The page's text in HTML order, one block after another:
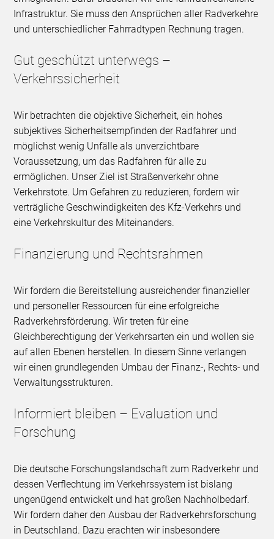
Infrastruktur. Sie muss den Ansprüchen aller Radverkehre
und unterschiedlicher Fahrradtypen Rechnung tragen.
Gut geschützt unterwegs –
Verkehrssicherheit
Wir betrachten die objektive Sicherheit, ein hohes
subjektives Sicherheitsempfinden der Radfahrer und
möglichst wenig Unfälle als unverzichtbare
Voraussetzung, um das Radfahren für alle zu
ermöglichen. Unser Ziel ist Straßenverkehr ohne
Verkehrstote. Um Gefahren zu reduzieren, fordern wir
verträgliche Geschwindigkeiten des Kfz-Verkehrs und
eine Verkehrskultur des Miteinanders.
Finanzierung und Rechtsrahmen
Wir fordern die Bereitstellung ausreichender finanzieller
und personeller Ressourcen für eine erfolgreiche
Radverkehrsförderung. Wir treten für eine
Gleichberechtigung der Verkehrsarten ein und wollen sie
auf allen Ebenen herstellen. In diesem Sinne verlangen
wir einen grundlegenden Umbau der Finanz-, Rechts- und
Verwaltungsstrukturen.
Informiert bleiben – Evaluation und
Forschung
Die deutsche Forschungslandschaft zum Radverkehr und
dessen Verflechtung im Verkehrssystem ist bislang
ungenügend entwickelt und hat großen Nachholbedarf.
Wir fordern daher den Ausbau der Radverkehrsforschung
in Deutschland. Dazu erachten wir insbesondere